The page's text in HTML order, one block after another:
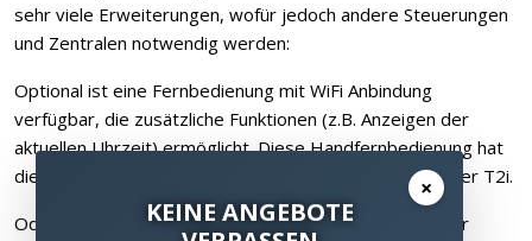
sehr viele Erweiterungen, wofür jedoch andere Steuerungen
und Zentralen notwendig werden:
Optional ist eine Fernbedienung mit WiFi Anbindung
verfügbar, die zusätzliche Funktionen (z.B. Anzeigen der
aktuellen Uhrzeit) ermöglicht. Diese Handfernbedienung hat
die Bezeichnung T2x und ist ansonsten baugleich mit der T2i.
Oder bei Musikauswahl ist gewünscht, das Album Cover
×
KEINE ANGEBOTE